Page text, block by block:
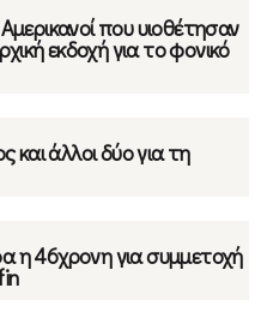
που υιοθέτησαν
εκδοχή για το φονικό
άλλοι δύο για τη
η 46χρονη για συμμετοχή